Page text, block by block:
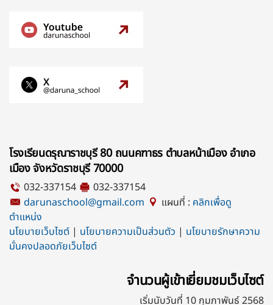
โรงเรียนดรุณาราชบุรี 80 ถนนคฑาธร ตำบลหน้าเมือง อำเภอ
เมือง จังหวัดราชบุรี 70000
032-337154
032-337154
darunaschool@gmail.com
แผนที่ : คลิกเพื่อดู
ตำแหน่ง
นโยบายเว็บไซต์ | นโยบายความเป็นส่วนตัว | นโยบายรักษาความ
มั่นคงปลอดภัยเว็บไซต์
จำนวนผู้เข้าเยี่ยมชมเว็บไซต์
เริ่มนับวันที่ 10 กุมภาพันธ์ 2568